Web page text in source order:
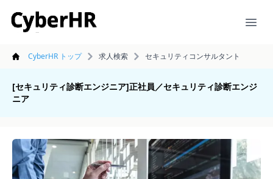
CyberHR
CyberHR トップ 求人検索 セキュリティコンサルタント
[セキュリティ診断エンジニア]正社員／セキュリティ診断エンジ
ニア